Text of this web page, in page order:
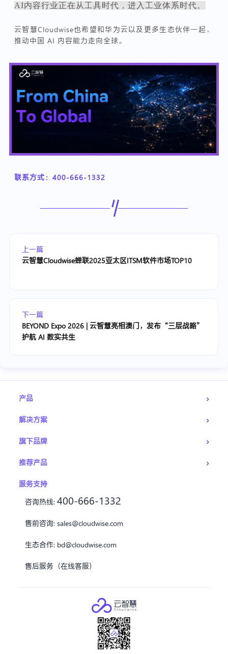
AI内容行业正在从工具时代，进入工业体系时代。
云智慧Cloudwise也希望和华为云以及更多生态伙伴一起，
推动中国 AI 内容能力走向全球。
联系方式：400-666-1332
上一篇
云智慧Cloudwise蝉联2025亚太区ITSM软件市场TOP10
下一篇
BEYOND Expo 2026 | 云智慧亮相澳门，发布“三层战略”
护航 AI 数实共生
产品 ›
解决方案 ›
旗下品牌 ›
推荐产品 ›
服务支持
咨询热线: 400-666-1332
售前咨询: sales@cloudwise.com
生态合作: bd@cloudwise.com
售后服务（在线客服）